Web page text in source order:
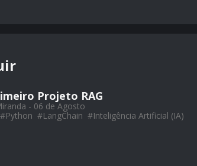
Projeto RAG
- 06 de Agosto
#Python #LangChain #Inteligência Artificial (IA)